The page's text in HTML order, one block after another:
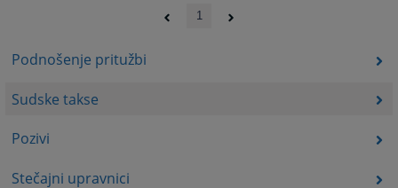
Podnošenje pritužbi
Sudske takse
Pozivi
Stečajni upravnici
1